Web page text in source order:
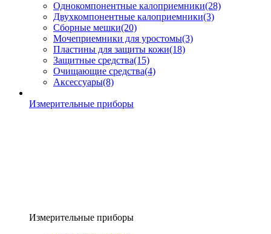
Однокомпонентные калоприемники(28)
Двухкомпонентные калоприемники(3)
Сборные мешки(20)
Мочеприемники для уростомы(3)
Пластины для защиты кожи(18)
Защитные средства(15)
Очищающие средства(4)
Аксессуары(8)
Измерительные приборы
Измерительные приборы